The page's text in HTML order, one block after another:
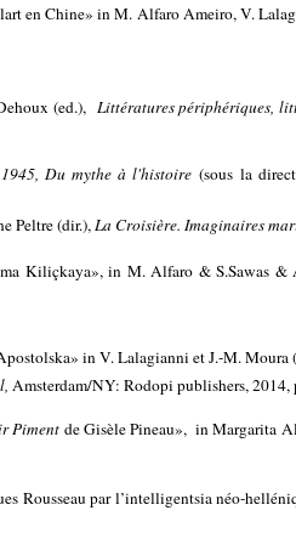
en Chine» in M. Alfaro Ameiro, V.
(ed.), Littératures périphériques,
Du mythe à l'histoire (sous la
Peltre (dir.),La Croisière. Imaginaires
Kiliçkaya», in M. Alfaro & S.Sawas &
in V. Lalagianni et J.-M. Moura
Amsterdam/NY: Rodopi publishers, 2014,
Piment de Gisèle Pineau», in Margarita
Rousseau par l’intelligentsia néo-